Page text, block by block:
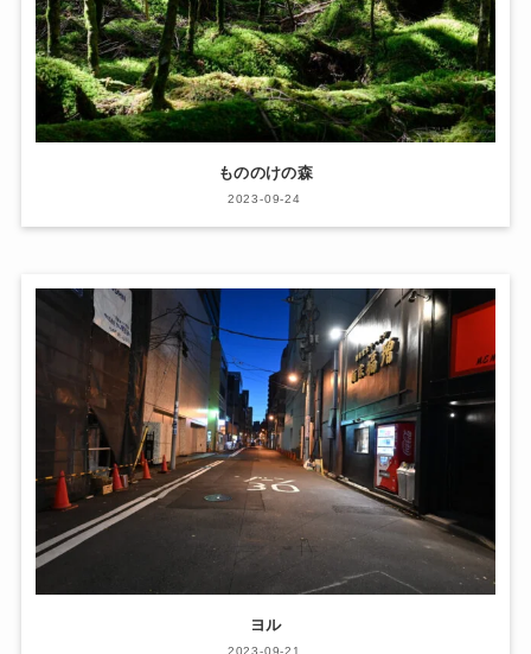
もののけの森
2023-09-24
ヨル
2023-09-21